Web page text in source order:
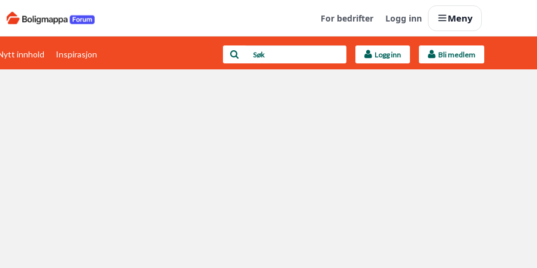
For bedrifter Logg inn Meny
Boligens papirer Last opp selv
innhold Inspirasjon Logg inn Bli medlem